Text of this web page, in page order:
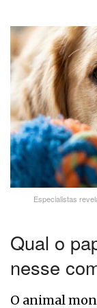
Especialistas
Qual o
nesse
O animal